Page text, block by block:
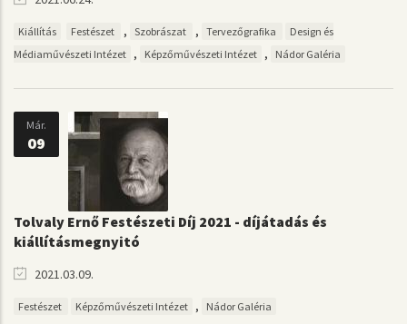
Kiállítás Festészet , Szobrászat , Tervezőgrafika
Design és
Médiaművészeti Intézet , Képzőművészeti Intézet , Nádor Galéria
Már.
09
Tolvaly Ernő Festészeti Díj 2021 - díjátadás és
kiállításmegnyitó
2021.03.09.
Festészet Képzőművészeti Intézet , Nádor Galéria